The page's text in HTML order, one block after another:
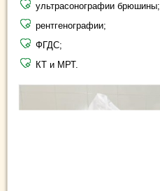
ультрасонографии брюшины;
рентгенографии;
ФГДС;
КТ и МРТ.